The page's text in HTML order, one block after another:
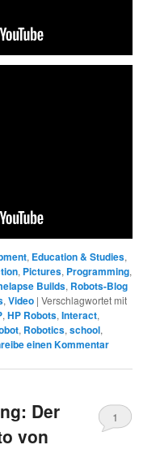
, Education & Studies,
, Pictures, Programming,
Builds, Robots-Blog
,Video |Verschlagwortet mit
,HP Robots,Interact,
, Robotics,school,
einen Kommentar
Der
von
1